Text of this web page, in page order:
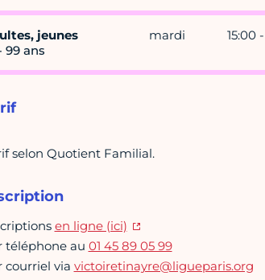
jeunes
99 ans
mardi 15:00
selon Quotient Familial.
en ligne (ici)
téléphone au 01 45 89 05 99
courriel via victoiretinayre@ligueparis.org